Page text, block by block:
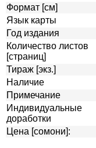
Формат [см]
Язык карты
Год издания
Количество листов
[страниц]
Тираж [экз.]
Наличие
Примечание
Индивидуальные
доработки
Цена [сомони]: